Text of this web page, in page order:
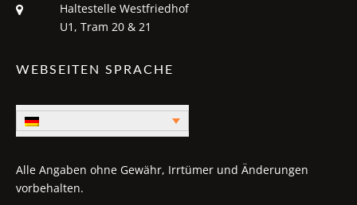
Haltestelle Westfriedhof
U1, Tram 20 & 21
WEBSEITEN SPRACHE
Alle Angaben ohne Gewähr, Irrtümer und Änderungen
vorbehalten.